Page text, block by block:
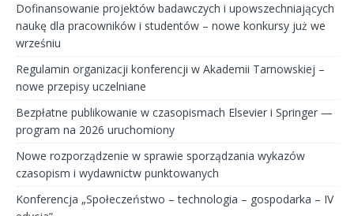
Dofinansowanie projektów badawczych i upowszechniających
naukę dla pracowników i studentów – nowe konkursy już we
wrześniu
Regulamin organizacji konferencji w Akademii Tarnowskiej –
nowe przepisy uczelniane
Bezpłatne publikowanie w czasopismach Elsevier i Springer —
program na 2026 uruchomiony
Nowe rozporządzenie w sprawie sporządzania wykazów
czasopism i wydawnictw punktowanych
Konferencja „Społeczeństwo – technologia – gospodarka – IV